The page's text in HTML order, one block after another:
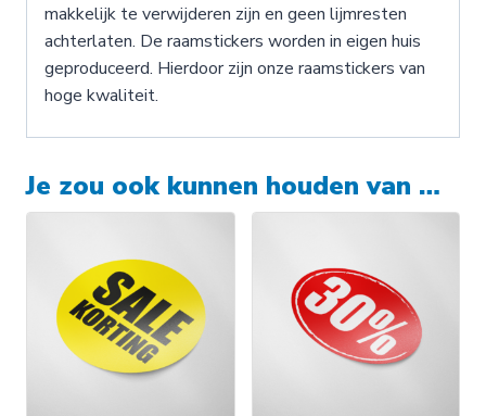
makkelijk te verwijderen zijn en geen lijmresten
achterlaten. De raamstickers worden in eigen huis
geproduceerd. Hierdoor zijn onze raamstickers van
hoge kwaliteit.
Je zou ook kunnen houden van …